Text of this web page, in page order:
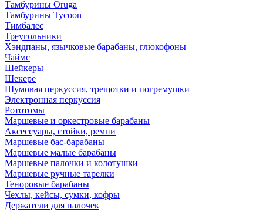
Тамбурины Oruga
Тамбурины Tycoon
Тимбалес
Треугольники
Хэндпаны, язычковые барабаны, глюкофоны
Чаймс
Шейкеры
Шекере
Шумовая перкуссия, трещотки и погремушки
Электронная перкуссия
Рототомы
Маршевые и оркестровые барабаны
Аксессуары, стойки, ремни
Маршевые бас-барабаны
Маршевые малые барабаны
Маршевые палочки и колотушки
Маршевые ручные тарелки
Теноровые барабаны
Чехлы, кейсы, сумки, кофры
Держатели для палочек